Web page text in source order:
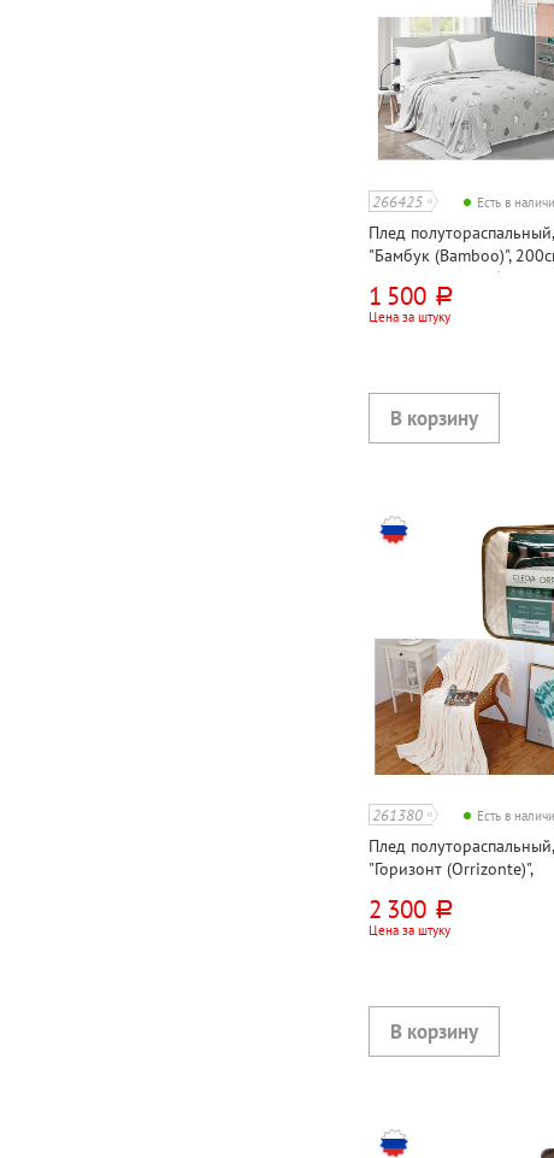
266425 Есть в
Плед
"Бамбук (Bamboo)",
серый, микрофибра,
атласной ленте
1 500 руб.
Цена за штуку
261380 Есть в
Плед
"Горизонт (Orrizonte)",
2 300 руб.
Цена за штуку